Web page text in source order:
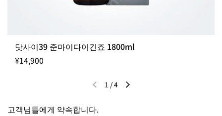
닷사이39 준마이다이긴죠 1800ml
¥14,900
이전 슬라이드다음 슬라이드
1 /4
고객님들에게 약속합니다.